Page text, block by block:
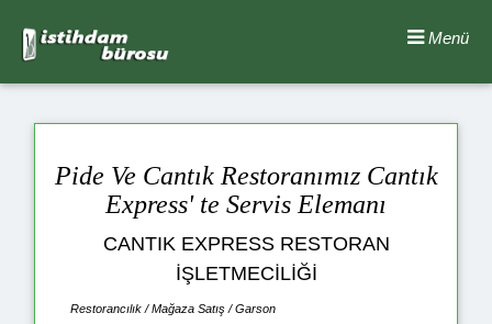
Menü
Pide Ve Cantık Restoranımız Cantık
Express' te Servis Elemanı
CANTIK EXPRESS RESTORAN
İŞLETMECİLİĞİ
Restorancılık / Mağaza Satış / Garson